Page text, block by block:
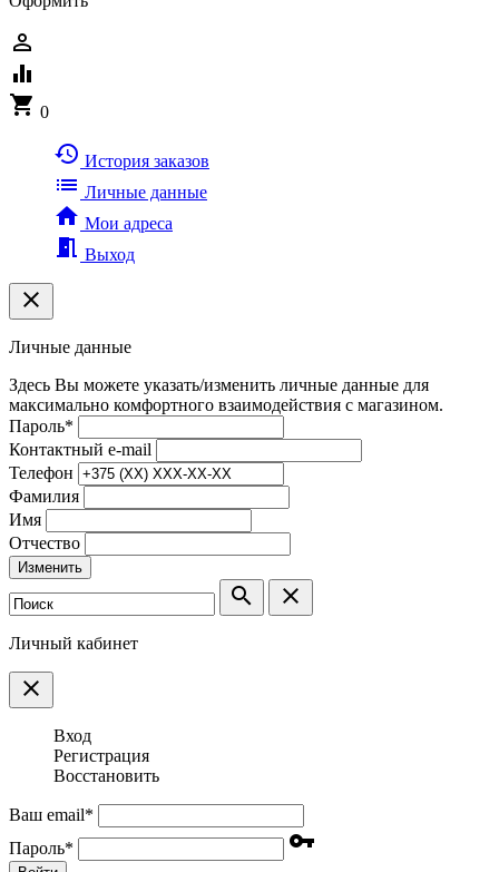
person_outline
equalizer
shopping_cart 0
history История заказов
list Личные данные
home Мои адреса
meeting_room Выход
clear
Личные данные
Здесь Вы можете указать/изменить личные данные для
максимально комфортного взаимодействия с магазином.
Пароль*
Контактный e-mail
Телефон
Фамилия
Имя
Отчество
Изменить
search clear
Личный кабинет
clear
Вход
Регистрация
Восстановить
Ваш email*
Пароль* vpn_key